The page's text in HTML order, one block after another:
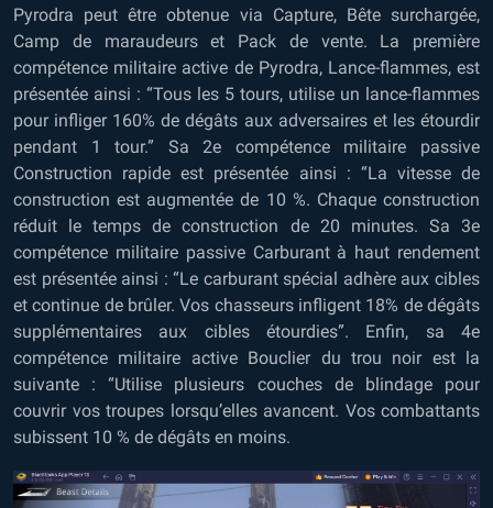
Pyrodra peut être obtenue via Capture, Bête surchargée,
Camp de maraudeurs et Pack de vente. La première
compétence militaire active de Pyrodra, Lance-flammes, est
présentée ainsi : “Tous les 5 tours, utilise un lance-flammes
pour infliger 160% de dégâts aux adversaires et les étourdir
pendant 1 tour.” Sa 2e compétence militaire passive
Construction rapide est présentée ainsi : “La vitesse de
construction est augmentée de 10 %. Chaque construction
réduit le temps de construction de 20 minutes. Sa 3e
compétence militaire passive Carburant à haut rendement
est présentée ainsi : “Le carburant spécial adhère aux cibles
et continue de brûler. Vos chasseurs infligent 18% de dégâts
supplémentaires aux cibles étourdies”. Enfin, sa 4e
compétence militaire active Bouclier du trou noir est la
suivante : “Utilise plusieurs couches de blindage pour
couvrir vos troupes lorsqu’elles avancent. Vos combattants
subissent 10 % de dégâts en moins.